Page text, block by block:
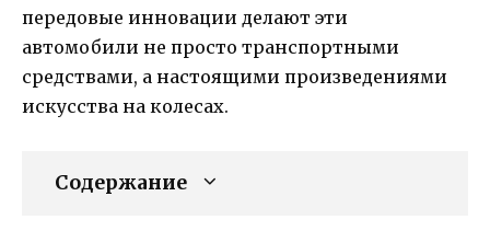
передовые инновации делают эти
автомобили не просто транспортными
средствами, а настоящими произведениями
искусства на колесах.
Содержание